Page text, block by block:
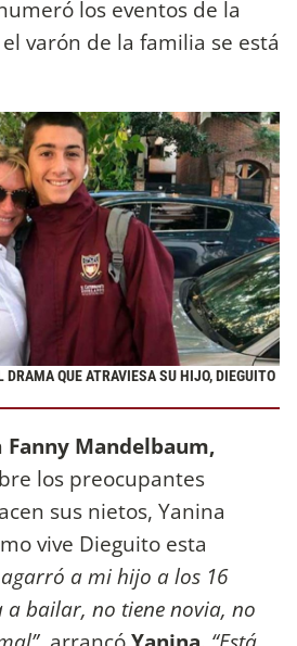
los eventos de la
varón de la familia se está
DRAMA QUE ATRAVIESA SU HIJO, DIEGUITO
Fanny Mandelbaum,
los preocupantes
sus nietos, Yanina
vive Dieguito esta
agarró a mi hijo a los 16
a bailar, no tiene novia, no